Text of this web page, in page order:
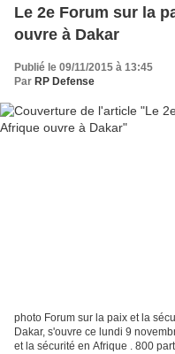
Le 2e Forum sur la
ouvre à Dakar
Publié le 09/11/2015 à 13:45
Par RP Defense
photo Forum sur la paix et la
Dakar, s'ouvre ce lundi 9
et la sécurité en Afrique . 800